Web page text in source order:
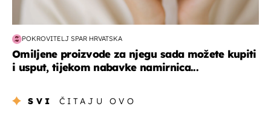
POKROVITELJ SPAR HRVATSKA
Omiljene proizvode za njegu sada možete kupiti
i usput, tijekom nabavke namirnica...
SVI ČITAJU OVO